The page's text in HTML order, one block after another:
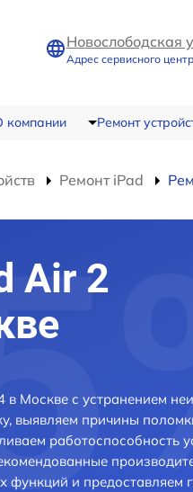
Новослободская
Адрес сервисного
компании Ремонт
Ремонт iPad
Air 2
Москве с устранением
выявляем причины
работоспособность
функций и предоставляем